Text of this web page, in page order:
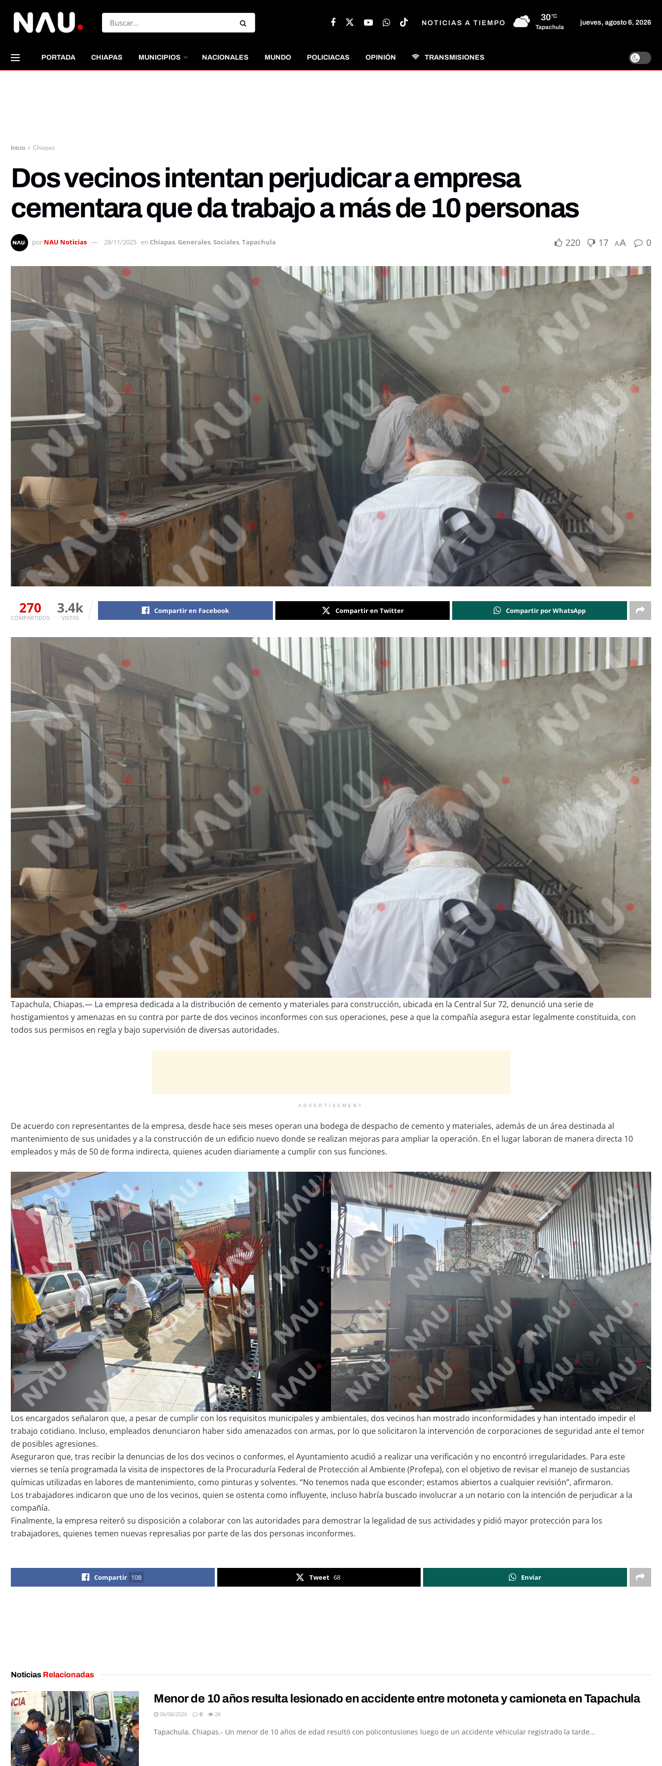
NOTICIAS A TIEMPO
30°C
Tapachula
jueves, agosto 6, 2026
PORTADA CHIAPAS MUNICIPIOS NACIONALES MUNDO POLICIACAS OPINIÓN TRANSMISIONES
Inicio Chiapas
Dos vecinos intentan perjudicar a empresa
cementara que da trabajo a más de 10 personas
por NAU Noticias 28/11/2025 en Chiapas, Generales,Sociales,Tapachula 220 17 AA 0
270
COMPARTIDOS
3.4k
VISTAS
Compartir en Facebook Compartir en Twitter Compartir por WhatsApp
Tapachula, Chiapas.— La empresa dedicada a la distribución de cemento y materiales para construcción, ubicada en la Central Sur 72, denunció una serie de
hostigamientos y amenazas en su contra por parte de dos vecinos inconformes con sus operaciones, pese a que la compañía asegura estar legalmente constituida, con
todos sus permisos en regla y bajo supervisión de diversas autoridades.
ADVERTISEMENT
De acuerdo con representantes de la empresa, desde hace seis meses operan una bodega de despacho de cemento y materiales, además de un área destinada al
mantenimiento de sus unidades y a la construcción de un edificio nuevo donde se realizan mejoras para ampliar la operación. En el lugar laboran de manera directa 10
empleados y más de 50 de forma indirecta, quienes acuden diariamente a cumplir con sus funciones.
Los encargados señalaron que, a pesar de cumplir con los requisitos municipales y ambientales, dos vecinos han mostrado inconformidades y han intentado impedir el
trabajo cotidiano. Incluso, empleados denunciaron haber sido amenazados con armas, por lo que solicitaron la intervención de corporaciones de seguridad ante el temor
de posibles agresiones.
Aseguraron que, tras recibir la denuncias de los dos vecinos o conformes, el Ayuntamiento acudió a realizar una verificación y no encontró irregularidades. Para este
viernes se tenía programada la visita de inspectores de la Procuraduría Federal de Protección al Ambiente (Profepa), con el objetivo de revisar el manejo de sustancias
químicas utilizadas en labores de mantenimiento, como pinturas y solventes. “No tenemos nada que esconder; estamos abiertos a cualquier revisión”, afirmaron.
Los trabajadores indicaron que uno de los vecinos, quien se ostenta como influyente, incluso habría buscado involucrar a un notario con la intención de perjudicar a la
compañía.
Finalmente, la empresa reiteró su disposición a colaborar con las autoridades para demostrar la legalidad de sus actividades y pidió mayor protección para los
trabajadores, quienes temen nuevas represalias por parte de las dos personas inconformes.
Compartir 108 Tweet 68 Enviar
Noticias Relacionadas
Menor de 10 años resulta lesionado en accidente entre motoneta y camioneta en Tapachula
06/08/2026 0 2K
Tapachula, Chiapas.- Un menor de 10 años de edad resultó con policontusiones luego de un accidente vehicular registrado la tarde...